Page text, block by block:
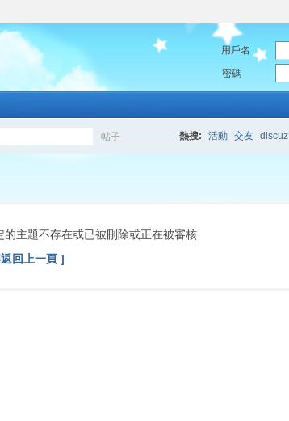
用戶名
密碼
帖子
索
熱搜: 活動 交友 discuz
的主題不存在或已被刪除或正在被審核
回上一頁 ]